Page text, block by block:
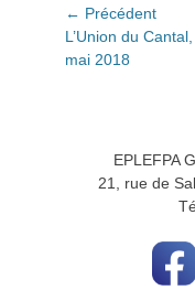
Navigation
de
l’article
← Précédent
Article
précédent:
L’Union du
mai 2018
EPLEFPA
21, rue de